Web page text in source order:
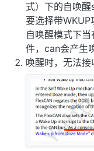
式）下的自唤
要选择带WKUP
自唤醒模式下
件，can会产生
唤醒时，无法